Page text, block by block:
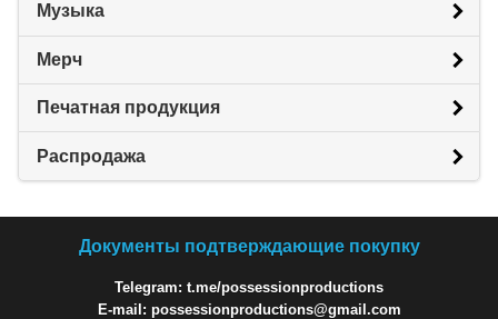
Музыка
Мерч
Печатная продукция
Распродажа
Документы подтверждающие покупку
Telegram: t.me/possessionproductions
E-mail: possessionproductions@gmail.com